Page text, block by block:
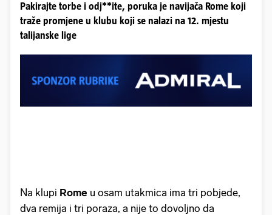
Pakirajte torbe i odj**ite, poruka je navijača Rome koji
traže promjene u klubu koji se nalazi na 12. mjestu
talijanske lige
Na klupi Rome u osam utakmica ima tri pobjede,
dva remija i tri poraza, a nije to dovoljno da